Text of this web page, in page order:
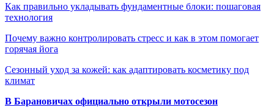
Как правильно укладывать фундаментные блоки: пошаговая
технология
Почему важно контролировать стресс и как в этом помогает
горячая йога
Сезонный уход за кожей: как адаптировать косметику под
климат
В Барановичах официально открыли мотосезон